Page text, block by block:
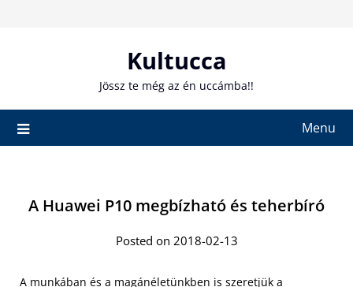
Kultucca
Jössz te még az én uccámba!!
Menu
A Huawei P10 megbízható és teherbíró
Posted on 2018-02-13
A munkában és a magánéletünkben is szeretjük a